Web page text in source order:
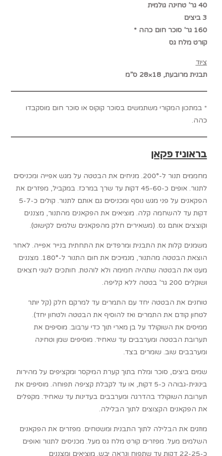
40 גר’ טחינה גולמית
3 ביצים
160 גר’ סוכר חום כהה *
קורט מלח גס
ציוד
תבנית מרובעת, 18×28 ס”מ
* במתכון המקורי משתמשים בסוכר קוקוס או סוכר חום מוסקבדו
כהה.
בראוניז פקאן
מחממים תנור ל-200°. מניחים את הבטטה על מגש אפייה ומכניסים
לתנור. אופים כ-45-60 דקות עד שרך במרכז. במקביל, מפזרים את
הפקאנים על פני מגש נוסף ומכניסים גם אותם לתנור. קולים כ-5-7
דקות עד להשחמה קלה. מוציאים את הפקאנים מהתנור, מצננים
וקוצצים אותם גס. (משאירים חלק מהפקאנים שלמים לקישוט).
משמנים קלות את התבנית ומרפדים את התחתית בנייר אפייה. לאחר
הוצאת הבטטה מהתנור, מנמיכים את חום התנור ל-180°. מצננים
מעט את הבטטה שתהיה חמימה ולא לוהטת. חותכים לשני חצאים
ושוקלים 200 גר’ בטטה ללא קליפה.
טוחנים את הבטטה יחד עם התמרים עד למרקם חלק (קל יותר
לטחון קודם את התמרים ואז להוסיף את הבטטה ולטחון יחד).
ממיסים את השוקולד על בן מארי תוך כדי ערבוב. מוסיפים את
תערובת הבטטה ומערבבים עד שאחיד. מוסיפים שמן וטחינה
ומערבבים שוב. שומרים בצד.
שמים ביצים, סוכר ומלח בתוך קערת המיקסר ומקציפים על מהירות
בינונית-גבוהה כ-5 דקות, או עד לקבלת קציפה תפוחה. מוסיפים את
תערובת השוקולד בהדרגה ומערבבים בעדינות עד שאחיד. מקפלים
את הפקאנים הקצוצים לתוך הבלילה.
מוזגים את הבלילה לתוך התבנית ומשטחים. מפזרים את הפקאנים
השלמים מעל. מפזרים קורט מלח גס מעל. מכניסים לתנור ואופים
כ-22-25 דקות עד שתפוח ונראה יבש. מוציאים ומצננים